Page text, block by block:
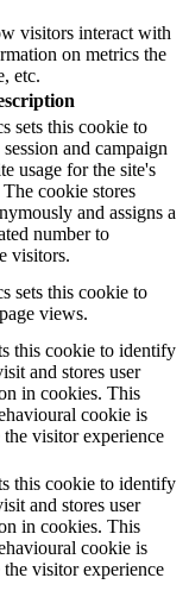
visitors interact with
on metrics the
etc.
sets this cookie to
and campaign
usage for the site's
cookie stores
and assigns a
number to
visitors.
sets this cookie to
views.
this cookie to identify
and stores user
in cookies. This
cookie is
the visitor experience
this cookie to identify
and stores user
in cookies. This
cookie is
the visitor experience